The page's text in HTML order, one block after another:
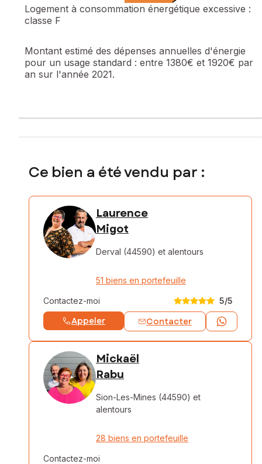
Logement à consommation énergétique excessive :
classe F
Montant estimé des dépenses annuelles d'énergie
pour un usage standard : entre 1380€ et 1920€ par
an sur l'année 2021.
Ce bien a été vendu par :
Laurence
Migot
Derval (44590) et alentours
51 biens en portefeuille
Contactez-moi 5/5
Appeler Contacter
Mickaël
Rabu
Sion-Les-Mines (44590) et
alentours
28 biens en portefeuille
Contactez-moi